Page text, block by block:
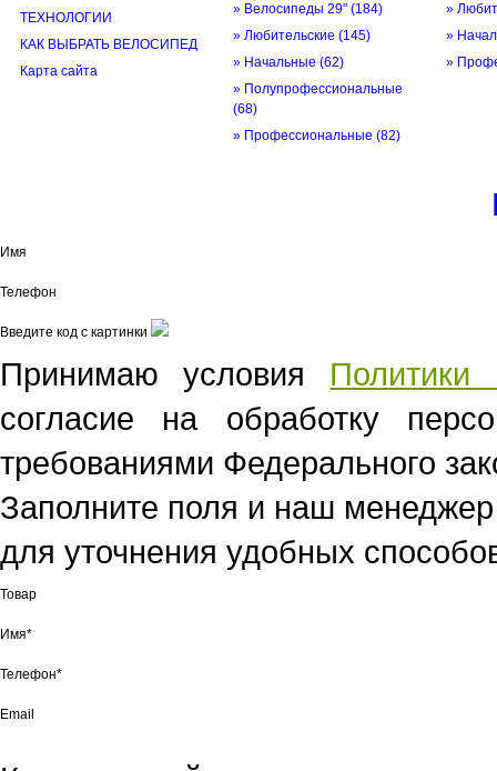
ТЕХНОЛОГИИ
КАК ВЫБРАТЬ ВЕЛОСИПЕД
Карта сайта
» Велосипеды 29" (184)
» Любительские (145)
» Начальные (62)
» Полупрофессиональные
(68)
» Профессиональные (82)
»
»
»
Имя
Телефон
Введите код с картинки
Принимаю условия Политики
согласие на обработку
требованиями Федерального
Заполните поля и наш
для уточнения удобных
Товар
Имя*
Телефон*
Email